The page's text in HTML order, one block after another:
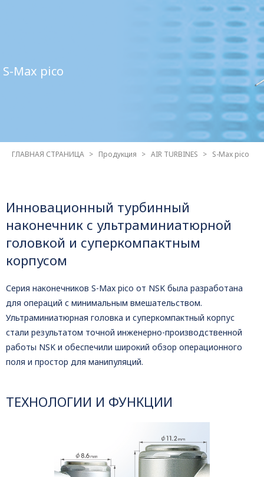
S-Max pico
ГЛАВНАЯ СТРАНИЦА Продукция AIR TURBINES S-Max pico
Инновационный турбинный
наконечник с ультраминиатюрной
головкой и суперкомпактным
корпусом
Серия наконечников S-Max pico от NSK была разработана
для операций с минимальным вмешательством.
Ультраминиатюрная головка и суперкомпактный корпус
стали результатом точной инженерно-производственной
работы NSK и обеспечили широкий обзор операционного
поля и простор для манипуляций.
ТЕХНОЛОГИИ И ФУНКЦИИ